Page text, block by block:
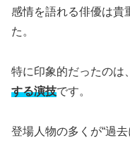
感情を語れる俳優は貴
た。
特に印象的だったのは、
する演技です。
登場人物の多くが“過